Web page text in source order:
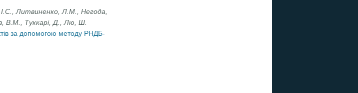
Литвиненко, Л.М., Негода,
В.М., Туккарі, Д., Лю, Ш.
за допомогою методу РНДБ-